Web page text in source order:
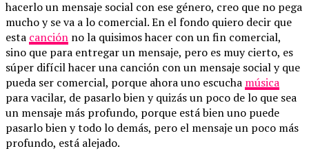
hacerlo un mensaje social con ese género, creo que no pega
mucho y se va a lo comercial. En el fondo quiero decir que
esta canción no la quisimos hacer con un fin comercial,
sino que para entregar un mensaje, pero es muy cierto, es
súper difícil hacer una canción con un mensaje social y que
pueda ser comercial, porque ahora uno escucha música
para vacilar, de pasarlo bien y quizás un poco de lo que sea
un mensaje más profundo, porque está bien uno puede
pasarlo bien y todo lo demás, pero el mensaje un poco más
profundo, está alejado.